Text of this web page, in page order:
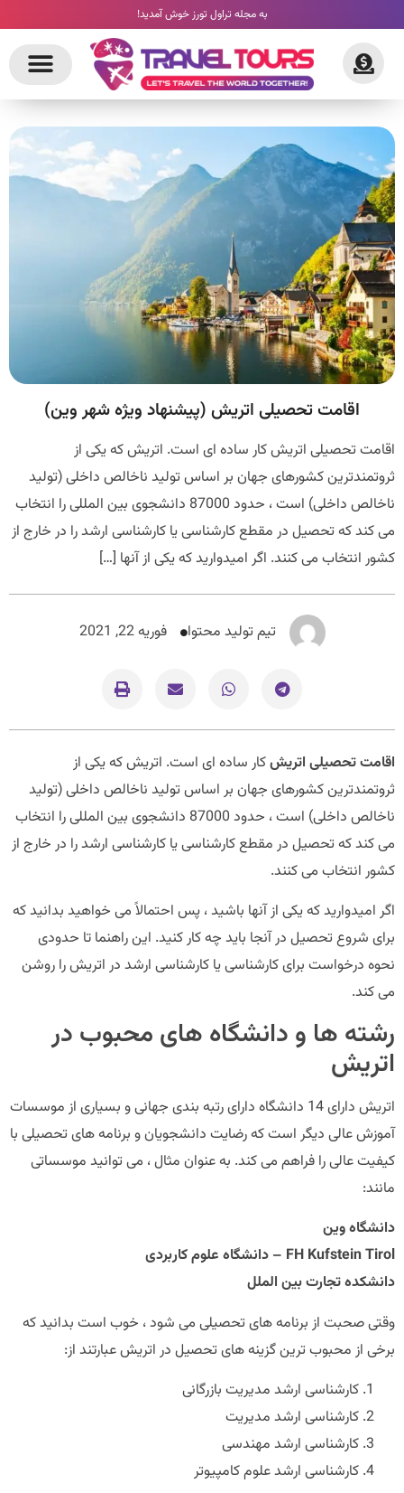
به مجله تراول تورز خوش آمدید!
اقامت تحصیلی اتریش (پیشنهاد ویژه شهر وین)
اقامت تحصیلی اتریش کار ساده ای است. اتریش که یکی از
ثروتمندترین کشورهای جهان بر اساس تولید ناخالص داخلی (تولید
ناخالص داخلی) است ، حدود 87000 دانشجوی بین المللی را انتخاب
می کند که تحصیل در مقطع کارشناسی یا کارشناسی ارشد را در خارج از
کشور انتخاب می کنند. اگر امیدوارید که یکی از آنها […]
تیم تولید محتوا فوریه 22, 2021
اقامت تحصیلی اتریشکار ساده ای است. اتریش که یکی از
ثروتمندترین کشورهای جهان بر اساس تولید ناخالص داخلی (تولید
ناخالص داخلی) است ، حدود 87000 دانشجوی بین المللی را انتخاب
می کند که تحصیل در مقطع کارشناسی یا کارشناسی ارشد را در خارج از
کشور انتخاب می کنند.
اگر امیدوارید که یکی از آنها باشید ، پس احتمالاً می خواهید بدانید که
برای شروع تحصیل در آنجا باید چه کار کنید. این راهنما تا حدودی
نحوه درخواست برای کارشناسی یا کارشناسی ارشد در اتریش را روشن
می کند.
رشته ها و دانشگاه های محبوب در
اتریش
اتریش دارای 14 دانشگاه دارای رتبه بندی جهانی و بسیاری از موسسات
آموزش عالی دیگر است که رضایت دانشجویان و برنامه های تحصیلی با
کیفیت عالی را فراهم می کند. به عنوان مثال ، می توانید موسساتی
مانند:
دانشگاه وین
FH Kufstein Tirol – دانشگاه علوم کاربردی
دانشکده تجارت بین الملل
وقتی صحبت از برنامه های تحصیلی می شود ، خوب است بدانید که
برخی از محبوب ترین گزینه های تحصیل در اتریش عبارتند از:
کارشناسی ارشد مدیریت بازرگانی
کارشناسی ارشد مدیریت
کارشناسی ارشد مهندسی
کارشناسی ارشد علوم کامپیوتر